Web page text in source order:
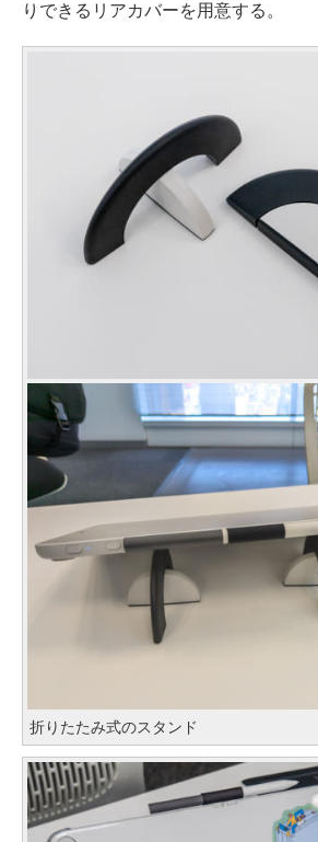
りできるリアカバーを用意する。
折りたたみ式のスタンド